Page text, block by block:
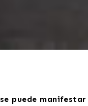
se puede manifestar